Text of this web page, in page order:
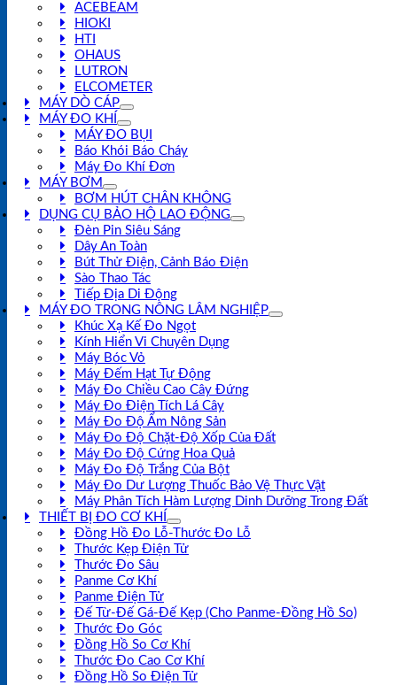
ACEBEAM
HIOKI
HTI
OHAUS
LUTRON
ELCOMETER
MÁY DÒ CÁP
MÁY ĐO KHÍ
MÁY ĐO BỤI
Báo Khói Báo Cháy
Máy Đo Khí Đơn
MÁY BƠM
BƠM HÚT CHÂN KHÔNG
DỤNG CỤ BẢO HỘ LAO ĐỘNG
Đèn Pin Siêu Sáng
Dây An Toàn
Bút Thử Điện, Cảnh Báo Điện
Sào Thao Tác
Tiếp Địa Di Động
MÁY ĐO TRONG NÔNG LÂM NGHIỆP
Khúc Xạ Kế Đo Ngọt
Kính Hiển Vi Chuyên Dụng
Máy Bóc Vỏ
Máy Đếm Hạt Tự Động
Máy Đo Chiều Cao Cây Đứng
Máy Đo Điện Tích Lá Cây
Máy Đo Độ Ẩm Nông Sản
Máy Đo Độ Chặt-Độ Xốp Của Đất
Máy Đo Độ Cứng Hoa Quả
Máy Đo Độ Trắng Của Bột
Máy Đo Dư Lượng Thuốc Bảo Vệ Thực Vật
Máy Phân Tích Hàm Lượng Dinh Dưỡng Trong Đất
THIẾT BỊ ĐO CƠ KHÍ
Đồng Hồ Đo Lỗ-Thước Đo Lỗ
Thước Kẹp Điện Tử
Thước Đo Sâu
Panme Cơ Khí
Panme Điện Tử
Đế Từ-Đế Gá-Đế Kẹp (Cho Panme-Đồng Hồ So)
Thước Đo Góc
Đồng Hồ So Cơ Khí
Thước Đo Cao Cơ Khí
Đồng Hồ So Điện Tử